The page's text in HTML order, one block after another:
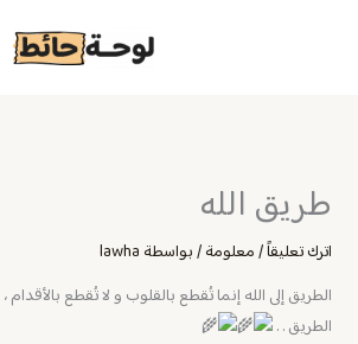
طريق الله
اترك تعليقاً/معلومة/ بواسطة lawha
الطريق إلى الله إنما تُقطع بالقلوب و لا تُقطع
الطريق . .